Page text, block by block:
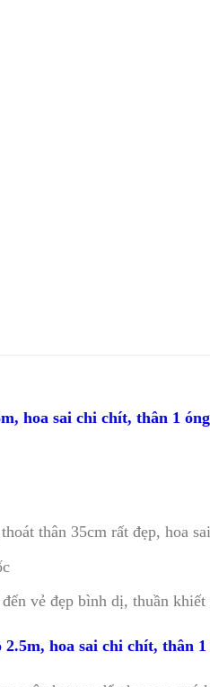
hoa sai chi chít, thân 1
thân 35cm rất đẹp, hoa
vẻ đẹp bình dị, thuần
hoa sai chi chít, thân